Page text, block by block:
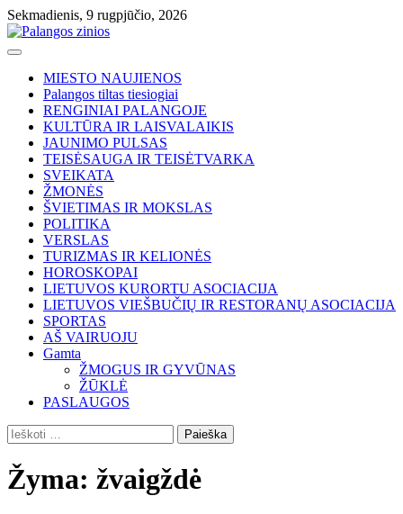
Skip
to
content
Sekmadienis, 9 rugpjūčio, 2026
MIESTO NAUJIENOS
Palangos tiltas tiesiogiai
RENGINIAI PALANGOJE
KULTŪRA IR LAISVALAIKIS
JAUNIMO PULSAS
TEISĖSAUGA IR TEISĖTVARKA
SVEIKATA
ŽMONĖS
ŠVIETIMAS IR MOKSLAS
POLITIKA
VERSLAS
TURIZMAS IR KELIONĖS
HOROSKOPAI
LIETUVOS KURORTU ASOCIACIJA
LIETUVOS VIEŠBUČIŲ IR RESTORANŲ ASOCIACIJA
SPORTAS
AŠ VAIRUOJU
Gamta
ŽMOGUS IR GYVŪNAS
ŽŪKLĖ
PASLAUGOS
Ieškoti:
Žyma: žvaigždė